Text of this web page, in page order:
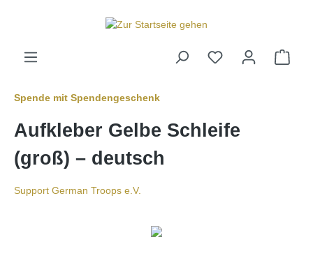
Spende mit Spendengeschenk
Aufkleber Gelbe Schleife
(groß) – deutsch
Support German Troops e.V.